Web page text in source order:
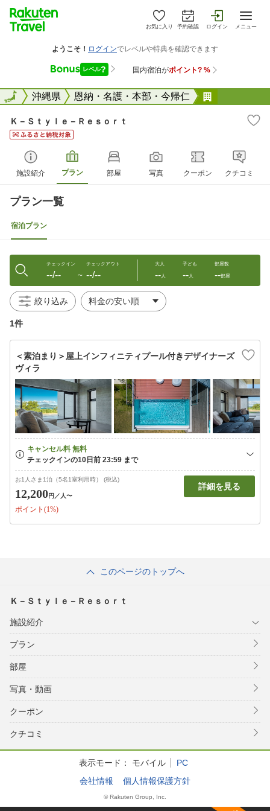
お気に入り 予約確認 ログイン メニュー
全国沖縄県 恩納・名護・本部・今帰仁
全国
Ｋ－Ｓｔｙｌｅ－Ｒｅｓｏｒｔ
施設紹介 プラン 部屋 写真 クーポン クチコミ
プラン一覧
宿泊プラン
チェックイン
--/-- 〜
チェックアウト
--/--
大人
--人
子ども
--人
部屋数
--部屋
絞り込み
1件
＜素泊まり＞屋上インフィニティプール付きデザイナーズ
ヴィラ
お1人さま1泊（5名1室利用時） (税込)
12,200円 ／人〜
ポイント(1%)
詳細を見る
このページのトップへ
Ｋ－Ｓｔｙｌｅ－Ｒｅｓｏｒｔ
施設紹介
プラン
部屋
写真・動画
クーポン
クチコミ
表示モード： モバイル
PC
会社情報
個人情報保護方針
© Rakuten Group, Inc.